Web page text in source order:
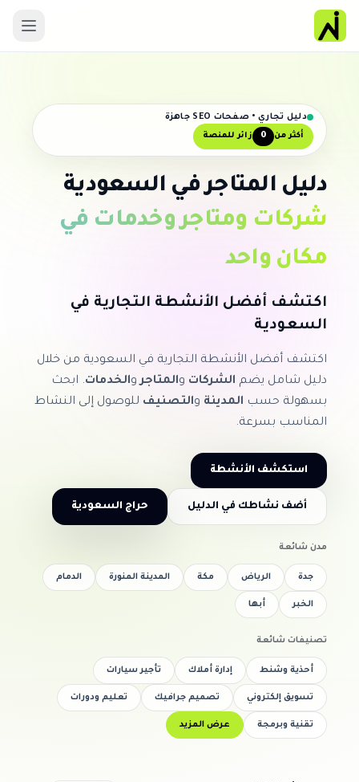
دليل تجاري • صفحات SEO جاهزة
أكثر من 0 زائر للمنصة
دليل المتاجر في السعودية
شركات ومتاجر وخدمات في
مكان واحد
اكتشف أفضل الأنشطة التجارية في
السعودية
اكتشف أفضل الأنشطة التجارية في السعودية من خلال
دليل شامل يضم الشركات والمتاجروالخدمات. ابحث
بسهولة حسب المدينة والتصنيف للوصول إلى النشاط
المناسب بسرعة.
استكشف الأنشطة
أضف نشاطك في الدليل حراج السعودية
مدن شائعة
جدة الرياض مكة المدينة المنورة الدمام
الخبر أبها
تصنيفات شائعة
أحذية وشنط إدارة أملاك تأجير سيارات
تسويق إلكتروني تصميم جرافيك تعليم ودورات
تقنية وبرمجة عرض المزيد